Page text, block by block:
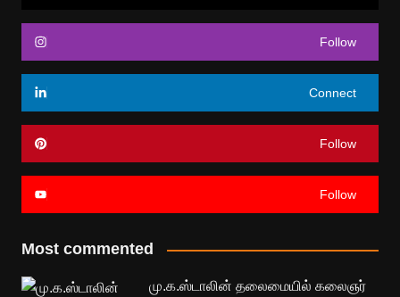
Follow
Connect
Follow
Follow
Most commented
மு.க.ஸ்டாலின் தலைமையில் கலைஞர்